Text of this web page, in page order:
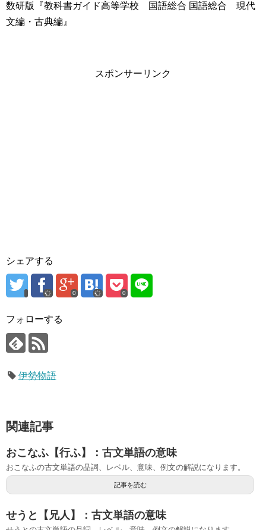
数研版『教科書ガイド高等学校 国語総合 国語総合 現代
文編・古典編』
スポンサーリンク
シェアする
0 0
フォローする
伊勢物語
関連記事
おこなふ【行ふ】：古文単語の意味
おこなふの古文単語の品詞、レベル、意味、例文の解説になります。
記事を読む
せうと【兄人】：古文単語の意味